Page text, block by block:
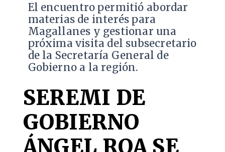
El encuentro permitió abordar
materias de interés para
Magallanes y gestionar una
próxima visita del subsecretario
de la Secretaría General de
Gobierno a la región.
SEREMI DE
GOBIERNO
ÁNGEL ROA SE